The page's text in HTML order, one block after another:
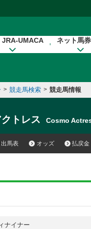
JRA-UMACA ネット馬
> 競走馬検索 > 競走馬情報
トレス Cosmo
出馬表 オッズ 払戻金
ナイナー